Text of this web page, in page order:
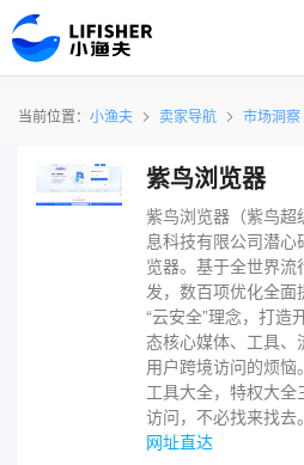
当前位置： 小渔夫 卖家导航 市场洞察
紫鸟浏览器
紫鸟浏览器（紫鸟
息科技有限公司潜
览器。基于全世界
发，数百项优化全
“云安全”理念，打造
态核心媒体、工具、
用户跨境访问的烦恼
工具大全，特权大
访问，不必找来找去。
网址直达